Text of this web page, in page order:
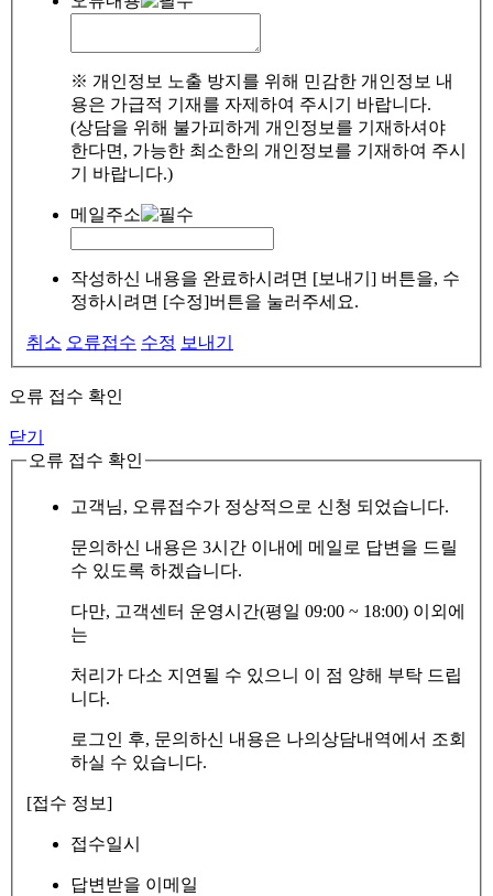
※ 개인정보 노출 방지를 위해 민감한 개인정보 내
용은 가급적 기재를 자제하여 주시기 바랍니다.
(상담을 위해 불가피하게 개인정보를 기재하셔야
한다면, 가능한 최소한의 개인정보를 기재하여 주시
기 바랍니다.)
메일주소
작성하신 내용을 완료하시려면 [보내기] 버튼을, 수
정하시려면 [수정]버튼을 눌러주세요.
취소 오류접수 수정 보내기
오류 접수 확인
닫기
오류 접수 확인
고객님, 오류접수가 정상적으로 신청 되었습니다.
문의하신 내용은 3시간 이내에 메일로 답변을 드릴
수 있도록 하겠습니다.
다만, 고객센터 운영시간(평일 09:00 ~ 18:00) 이외에
는
처리가 다소 지연될 수 있으니 이 점 양해 부탁 드립
니다.
로그인 후, 문의하신 내용은 나의상담내역에서 조회
하실 수 있습니다.
[접수 정보]
접수일시
답변받을 이메일